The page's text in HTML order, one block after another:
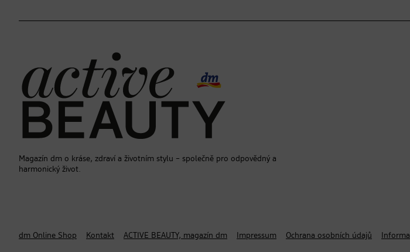
Magazín dm o kráse, zdraví a životním stylu – společně pro odpovědný a
harmonický život.
dm Online Shop Kontakt ACTIVE BEAUTY, magazín dm Impressum Ochrana osobních údajů